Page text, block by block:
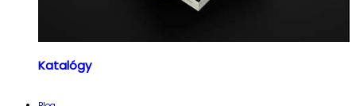
Katalógy